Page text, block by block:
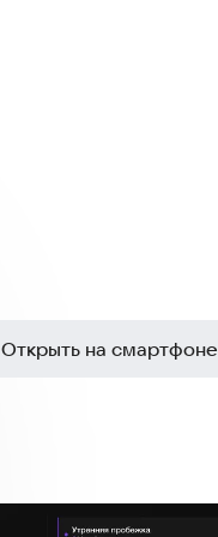
Открыть на смартфоне